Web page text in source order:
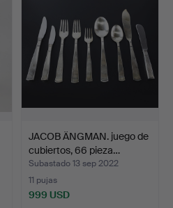
JACOB ÄNGMAN. juego de
cubiertos, 66 pieza…
Subastado 13 sep 2022
11 pujas
999 USD